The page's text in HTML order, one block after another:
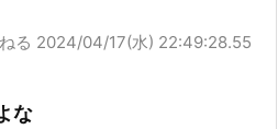
る 2024/04/17(水) 22:49:28.55
な